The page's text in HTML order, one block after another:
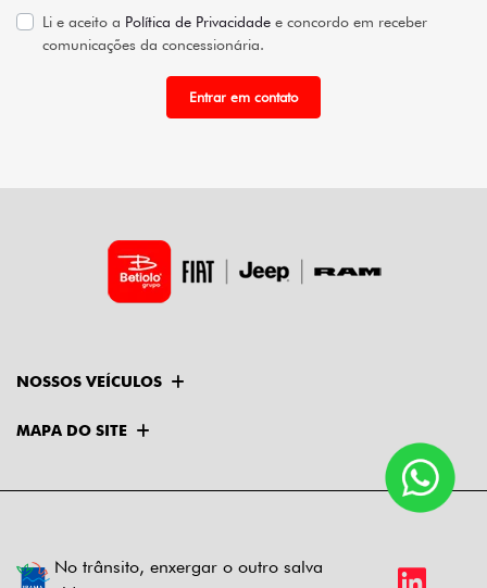
Li e aceito a Política de Privacidade e concordo em receber
comunicações da concessionária.
Entrar em contato
NOSSOS VEÍCULOS
MAPA DO SITE
No trânsito, enxergar o outro salva